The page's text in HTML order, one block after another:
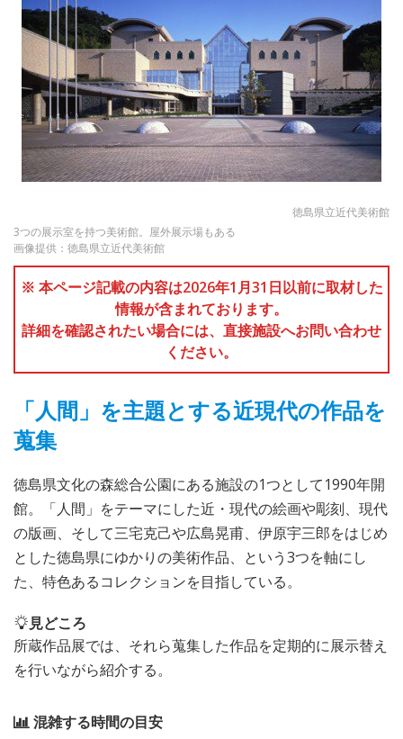
徳島県立近代美術館
3つの展示室を持つ美術館。屋外展示場もある
画像提供：徳島県立近代美術館
※ 本ページ記載の内容は2026年1月31日以前に取材した
情報が含まれております。
詳細を確認されたい場合には、直接施設へお問い合わせ
ください。
「人間」を主題とする近現代の作品を
蒐集
徳島県文化の森総合公園にある施設の1つとして1990年開
館。「人間」をテーマにした近・現代の絵画や彫刻、現代
の版画、そして三宅克己や広島晃甫、伊原宇三郎をはじめ
とした徳島県にゆかりの美術作品、という3つを軸にし
た、特色あるコレクションを目指している。
見どころ
所蔵作品展では、それら蒐集した作品を定期的に展示替え
を行いながら紹介する。
混雑する時間の目安